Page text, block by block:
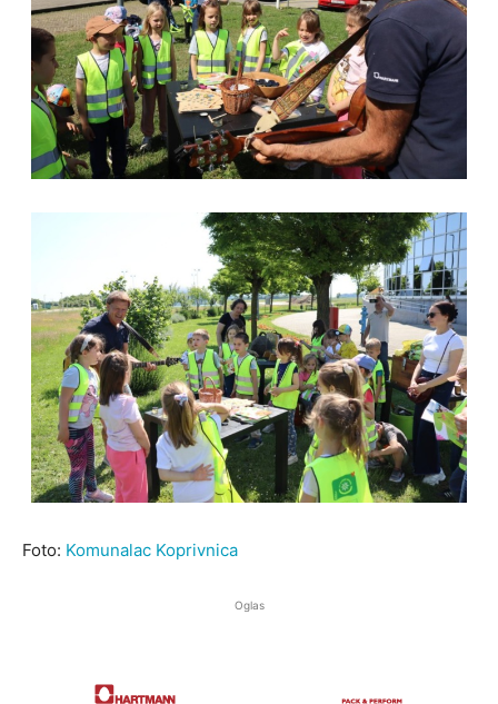
Foto: Komunalac Koprivnica
Oglas